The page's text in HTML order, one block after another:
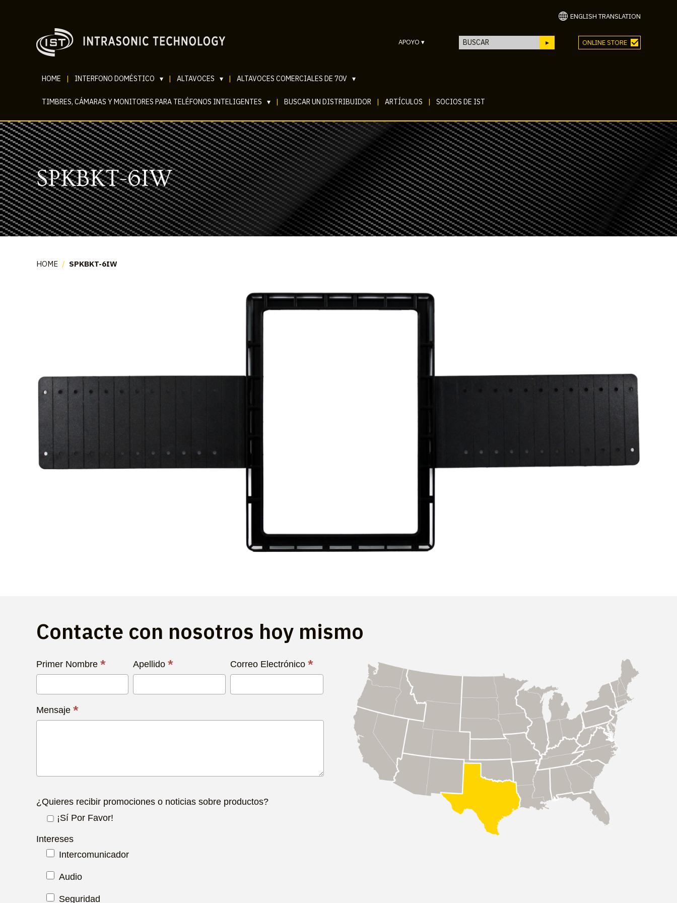
ENGLISH TRANSLATION
APOYO ▾ ONLINE STORE
HOME INTERFONO DOMÉSTICO ▾ ALTAVOCES ▾ ALTAVOCES COMERCIALES DE 70V ▾
TIMBRES, CÁMARAS Y MONITORES PARA TELÉFONOS INTELIGENTES ▾ BUSCAR UN DISTRIBUIDOR ARTÍCULOS SOCIOS DE IST
SPKBKT-6IW
HOME / SPKBKT-6IW
Contacte con nosotros hoy mismo
Contacta
con
Hoy
Primer Nombre * Apellido * Correo Electrónico *
Mensaje *
¿Quieres recibir promociones o noticias sobre productos?
¡Sí Por Favor!
Intereses
Intercomunicador
Audio
Seguridad